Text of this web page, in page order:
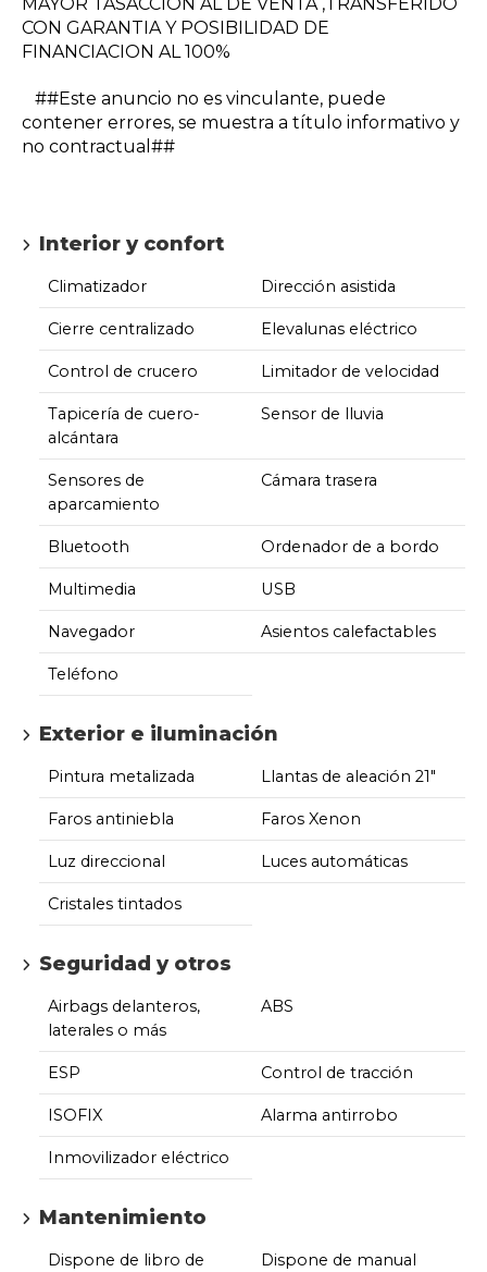
CON GARANTIA Y POSIBILIDAD DE
FINANCIACION AL 100%
##Este anuncio no es vinculante, puede
contener errores, se muestra a título informativo y
no contractual##
Interior y confort
Climatizador Dirección asistida
Cierre centralizado Elevalunas eléctrico
Control de crucero Limitador de velocidad
Tapicería de cuero-
alcántara
Sensor de lluvia
Sensores de
aparcamiento
Cámara trasera
Bluetooth Ordenador de a bordo
Multimedia USB
Navegador Asientos calefactables
Teléfono
Exterior e iluminación
Pintura metalizada Llantas de aleación 21"
Faros antiniebla Faros Xenon
Luz direccional Luces automáticas
Cristales tintados
Seguridad y otros
Airbags delanteros,
laterales o más
ABS
ESP Control de tracción
ISOFIX Alarma antirrobo
Inmovilizador eléctrico
Mantenimiento
Dispone de libro de
Dispone de manual